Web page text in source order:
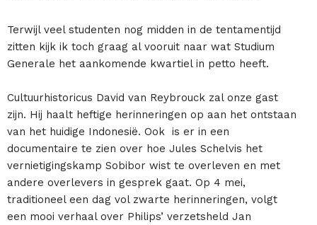
Terwijl veel studenten nog midden in de tentamentijd
zitten kijk ik toch graag al vooruit naar wat Studium
Generale het aankomende kwartiel in petto heeft.
Cultuurhistoricus David van Reybrouck zal onze gast
zijn. Hij haalt heftige herinneringen op aan het ontstaan
van het huidige Indonesië. Ook is er in een
documentaire te zien over hoe Jules Schelvis het
vernietigingskamp Sobibor wist te overleven en met
andere overlevers in gesprek gaat. Op 4 mei,
traditioneel een dag vol zwarte herinneringen, volgt
een mooi verhaal over Philips’ verzetsheld Jan